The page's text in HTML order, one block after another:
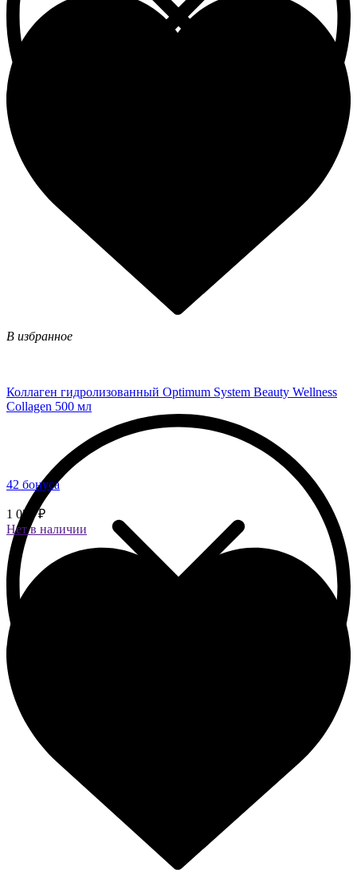
В избранное
Коллаген гидролизованный Optimum System Beauty Wellness
Collagen 500 мл
42 бонуса
1 050 ₽
Нет в наличии